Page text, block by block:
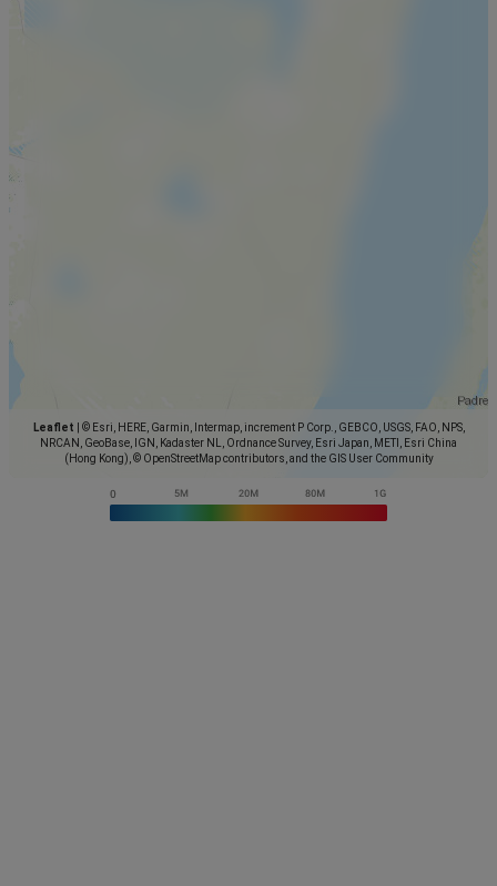
Leaflet
© Esri, HERE, Garmin, Intermap, increment P Corp., GEBCO, USGS, FAO, NPS,
NRCAN, GeoBase, IGN, Kadaster NL, Ordnance Survey, Esri Japan, METI, Esri China
(Hong Kong), © OpenStreetMap contributors, and the GIS User Community